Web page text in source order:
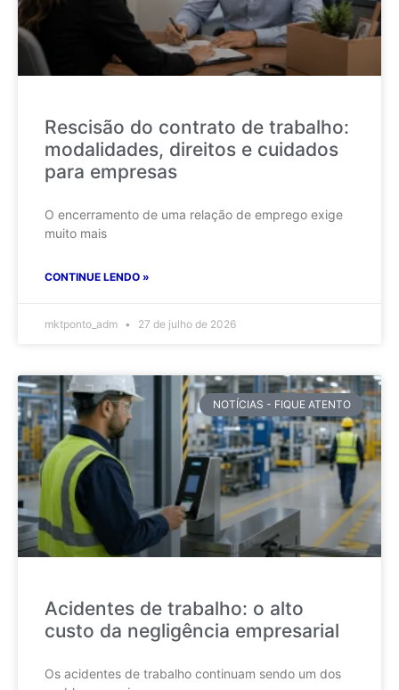
Rescisão do contrato de trabalho:
modalidades, direitos e cuidados
para empresas
O encerramento de uma relação de emprego exige
muito mais
CONTINUE LENDO »
mktponto_adm 27 de julho de 2026
NOTÍCIAS - FIQUE ATENTO
Acidentes de trabalho: o alto
custo da negligência empresarial
Os acidentes de trabalho continuam sendo um dos